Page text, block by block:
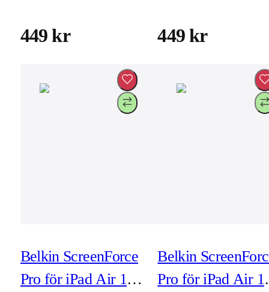
montering)
449 kr
(inkl montering)
449 kr
Belkin ScreenForce
Pro för iPad Air 11-
Belkin
Pro för iPad Air